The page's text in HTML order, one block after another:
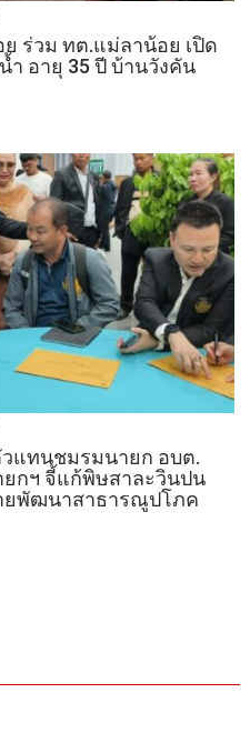
ร่วม ทต.แม่ลาน้อย เปิด
อายุ 35 ปี บ้านวังคัน
แทนชมรมนายก อบต.
กฯ จี้แก้พิษสาละวินปน
ยพัฒนาสาธารณูปโภค